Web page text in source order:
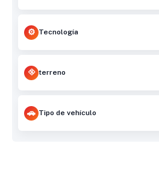
Tecnología
terreno
Tipo de vehículo